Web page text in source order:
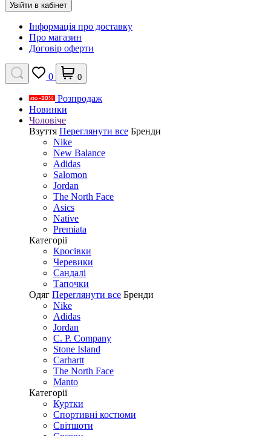
Увійти в кабінет
Інформація про доставку
Про магазин
Договір оферти
0 0
Розпродаж
Новинки
Чоловіче
Взуття Переглянути все Бренди
Nike
New Balance
Adidas
Salomon
Jordan
The North Face
Asics
Native
Premiata
Категорії
Кросівки
Черевики
Сандалі
Tапочки
Одяг Переглянути все Бренди
Nike
Adidas
Jordan
C. P. Company
Stone Island
Carhartt
The North Face
Manto
Категорії
Куртки
Спортивні костюми
Світшоти